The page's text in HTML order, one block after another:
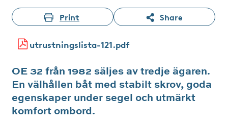
Print Share
utrustningslista-121.pdf
OE 32 från 1982 säljes av tredje ägaren.
En välhållen båt med stabilt skrov, goda
egenskaper under segel och utmärkt
komfort ombord.